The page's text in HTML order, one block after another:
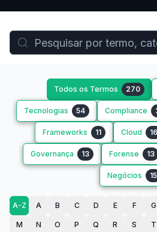
Todos os Termos 270
Tecnologias 54 Compliance
Frameworks 11 Cloud 16
Governança 13 Forense 13
Negócios 15
A-Z A B C D E F G
M N O P Q R S T